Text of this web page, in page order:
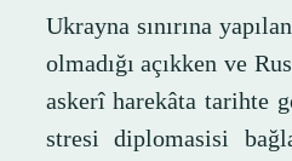
Ukrayna sınırına
olmadığı açıkken ve
askerî harekâta tarihte
stresi diplomasisi